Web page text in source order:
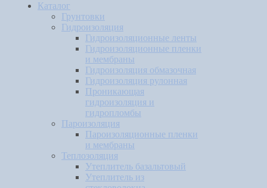
Каталог
Грунтовки
Гидроизоляция
Гидроизоляционные ленты
Гидроизоляционные пленки
и мембраны
Гидроизоляция обмазочная
Гидроизоляция рулонная
Проникающая
гидроизоляция и
гидропломбы
Пароизоляция
Пароизоляционные пленки
и мембраны
Теплозоляция
Утеплитель базальтовый
Утеплитель из